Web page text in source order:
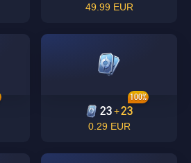
49.99 EUR
23+23
100%
0.29 EUR